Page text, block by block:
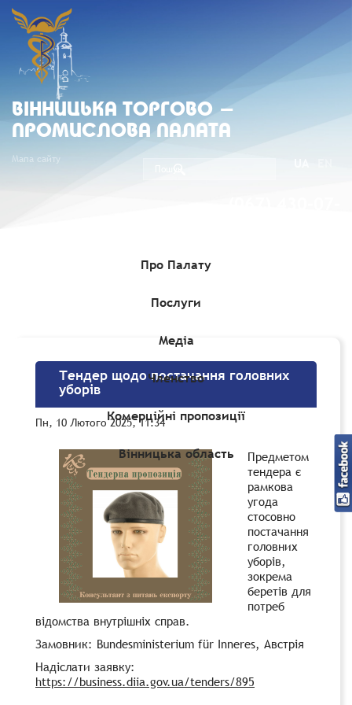
ВIННИЦЬКА ТОРГОВО -
ПРОМИСЛОВА ПАЛАТА
Мапа сайту
Про Палату
Послуги
Медіа
Членство
Комерційні пропозиції
Вінницька область
Комерційні пропозиції»Тендер щодо постачання
Тендер щодо постачання головних
уборів
Пн, 10 Лютого 2025, 11:34
Предметом
тендера є
рамкова
угода
стосовно
постачання
головних
уборів,
зокрема
беретів для
потреб
відомства внутрішніх справ.
Замовник: Bundesministerium für Inneres, Австрія
Надіслати заявку:
https://business.diia.gov.ua/tenders/895